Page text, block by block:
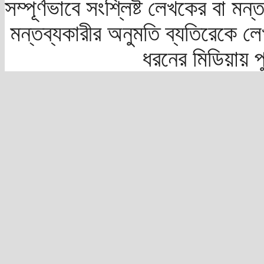
সম্পূর্ণভাবে সংশ্লিষ্ট লেখকের বা
মন্তব্যকারীর অনুমতি ব্যতিরেকে
ধরনের মিডিয়ায়